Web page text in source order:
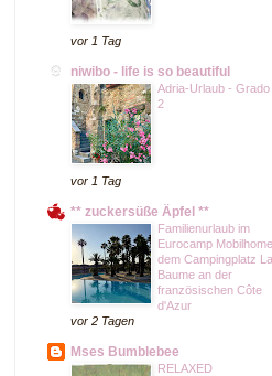
vor 1 Tag
niwibo - life is so beautiful
Adria-Urlaub - Grado
2
vor 1 Tag
** zuckersüße Äpfel **
Familienurlaub im
Eurocamp
dem Campingplatz La
Baume an der
französischen Côte
d'Azur
vor 2 Tagen
Mses Bumblebee
RELAXED